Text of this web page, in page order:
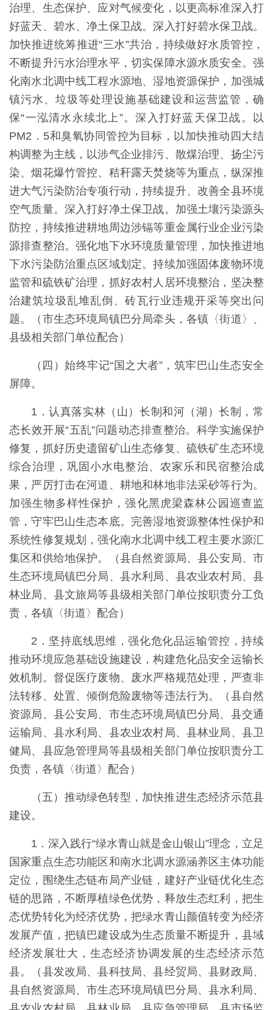
治理、生态保护、应对气候变化，以更高标准深入打
好蓝天、碧水、净土保卫战。深入打好碧水保卫战。
加快推进统筹推进“三水”共治，持续做好水质管控，
不断提升污水治理水平，切实保障水源水质安全。强
化南水北调中线工程水源地、湿地资源保护，加强城
镇污水、垃圾等处理设施基础建设和运营监管，确
保“一泓清水永续北上”。深入打好蓝天保卫战。以
PM2．5和臭氧协同管控为目标，以加快推动四大结
构调整为主线，以涉气企业排污、散煤治理、扬尘污
染、烟花爆竹管控、秸秆露天焚烧等为重点，纵深推
进大气污染防治专项行动，持续提升、改善全县环境
空气质量。深入打好净土保卫战。加强土壤污染源头
防控，持续推进耕地周边涉镉等重金属行业企业污染
源排查整治。强化地下水环境质量管理，加快推进地
下水污染防治重点区域划定。持续加强固体废物环境
监管和硫铁矿治理，抓好农村人居环境整治，坚决整
治建筑垃圾乱堆乱倒、砖瓦行业违规开采等突出问
题。（市生态环境局镇巴分局牵头，各镇〈街道〉、
县级相关部门单位配合）
（四）始终牢记“国之大者”，筑牢巴山生态安全
屏障。
1．认真落实林（山）长制和河（湖）长制，常
态长效开展“五乱”问题动态排查整治。科学实施保护
修复，抓好历史遗留矿山生态修复、硫铁矿生态环境
综合治理，巩固小水电整治、农家乐和民宿整治成
果，严厉打击在河道、耕地和林地非法采砂等行为。
加强生物多样性保护，强化黑虎梁森林公园巡查监
管，守牢巴山生态本底。完善湿地资源整体性保护和
系统性修复规划，强化南水北调中线工程主要水源汇
集区和供给地保护。（县自然资源局、县公安局、市
生态环境局镇巴分局、县水利局、县农业农村局、县
林业局、县文旅局等县级相关部门单位按职责分工负
责，各镇〈街道〉配合）
2．坚持底线思维，强化危化品运输管控，持续
推动环境应急基础设施建设，构建危化品安全运输长
效机制。督促医疗废物、废水严格规范处理，严查非
法转移、处置、倾倒危险废物等违法行为。（县自然
资源局、县公安局、市生态环境局镇巴分局、县交通
运输局、县水利局、县农业农村局、县林业局、县卫
健局、县应急管理局等县级相关部门单位按职责分工
负责，各镇〈街道〉配合）
（五）推动绿色转型，加快推进生态经济示范县
建设。
1．深入践行“绿水青山就是金山银山”理念，立足
国家重点生态功能区和南水北调水源涵养区主体功能
定位，围绕生态链布局产业链，建好产业链优化生态
链的思路，不断厚植绿色优势，释放生态红利，把生
态优势转化为经济优势，把绿水青山颜值转变为经济
发展产值，把镇巴建设成为生态质量不断提升，县域
经济发展壮大，生态经济协调发展的生态经济示范
县。（县发改局、县科技局、县经贸局、县财政局、
县自然资源局、市生态环境局镇巴分局、县水利局、